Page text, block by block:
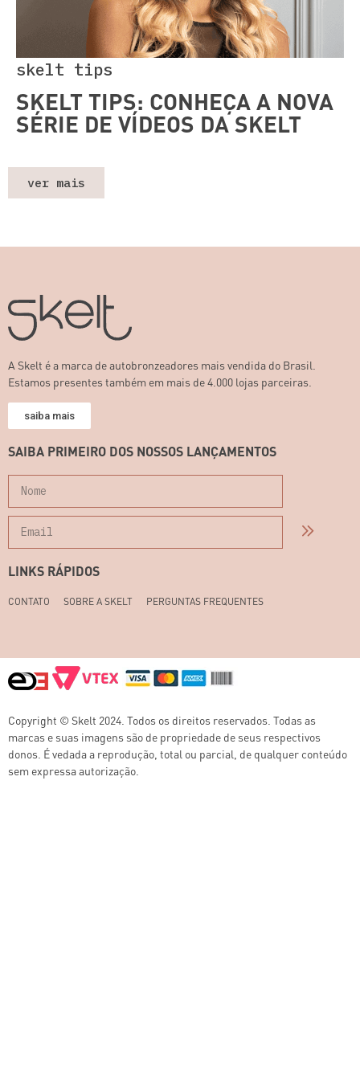
skelt tips
SKELT TIPS: CONHEÇA A NOVA
SÉRIE DE VÍDEOS DA SKELT
ver mais
A Skelt é a marca de autobronzeadores mais vendida do Brasil.
Estamos presentes também em mais de 4.000 lojas parceiras.
saiba mais
SAIBA PRIMEIRO DOS NOSSOS LANÇAMENTOS
LINKS RÁPIDOS
CONTATO SOBRE A SKELT PERGUNTAS FREQUENTES
Copyright © Skelt 2024. Todos os direitos reservados. Todas as
marcas e suas imagens são de propriedade de seus respectivos
donos. É vedada a reprodução, total ou parcial, de qualquer conteúdo
sem expressa autorização.